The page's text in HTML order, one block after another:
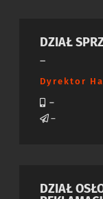
DZIAŁ
–
Dyrektor
–
–
DZIAŁ